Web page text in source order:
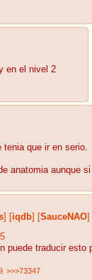
en el nivel 2
tenia que ir en serio.
anatomia aunque
] [iqdb] [SauceNAO]
puede traducir esto
>>>73347